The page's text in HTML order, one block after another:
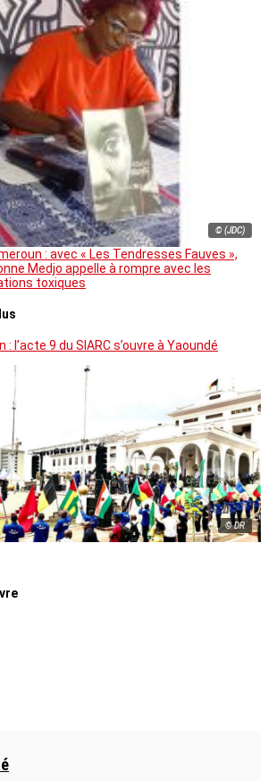
© (JDC)
: avec « Les Tendresses Fauves »,
Medjo appelle à rompre avec les
toxiques
: l’acte 9 du SIARC s’ouvre à Yaoundé
© DR